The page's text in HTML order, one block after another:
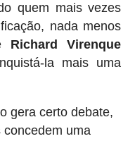
quem mais vezes
nada menos
Richard Virenque
la mais uma
gera certo debate,
concedem uma